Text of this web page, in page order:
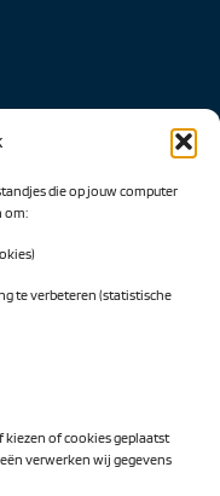
die op jouw computer
om:
te verbeteren (statistische
of cookies geplaatst
verwerken wij gegevens